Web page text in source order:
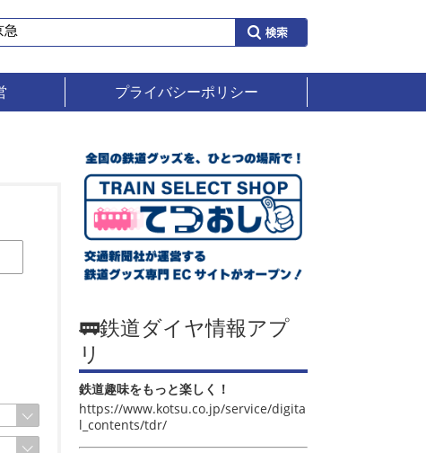
プライバシーポリシー
🚃鉄道ダイヤ情報アプ
リ
鉄道趣味をもっと楽しく！
https://www.kotsu.co.jp/service/digita
l_contents/tdr/